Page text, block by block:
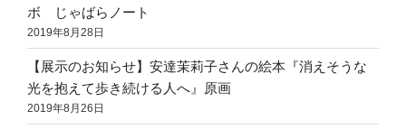
ボ じゃばらノート
2019年8月28日
【展示のお知らせ】安達茉莉子さんの絵本『消えそうな
光を抱えて歩き続ける人へ』原画
2019年8月26日